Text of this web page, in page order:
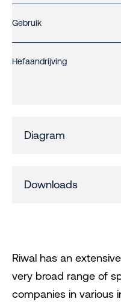
Gebruik
Hefaandrijving
Diagram
Downloads
Riwal has an
very broad range of
companies in various